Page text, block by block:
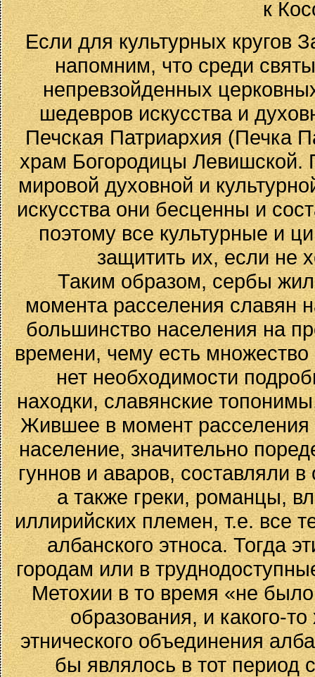
к
Если для культурных кругов
напомним, что среди
непревзойденных
шедевров искусства и
Печская Патриархия (Печка
храм Богородицы Левишской.
мировой духовной и
искусства они бесценны и
поэтому все культурные и
защитить их, если не
Таким образом, сербы
момента расселения славян
большинство населения на
времени, чему есть
нет необходимости
находки, славянские
Жившее в момент расселения
население, значительно
гуннов и аваров, составляли
а также греки, романцы,
иллирийских племен, т.е. все
албанского этноса. Тогда
городам или в
Метохии в то время «не было
образования, и какого-
этнического объединения
бы являлось в тот период